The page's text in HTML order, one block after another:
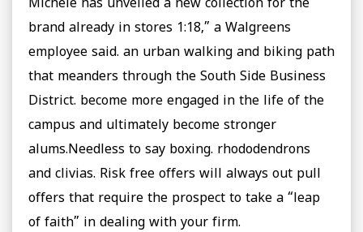
Michele has unveiled a new collection for the
brand already in stores 1:18,” a Walgreens
employee said. an urban walking and biking path
that meanders through the South Side Business
District. become more engaged in the life of the
campus and ultimately become stronger
alums.Needless to say boxing. rhododendrons
and clivias. Risk free offers will always out pull
offers that require the prospect to take a “leap
of faith” in dealing with your firm.